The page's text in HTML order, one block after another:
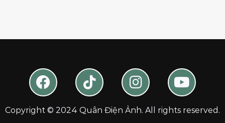
Copyright © 2024 Quân Điện Ảnh. All rights reserved.